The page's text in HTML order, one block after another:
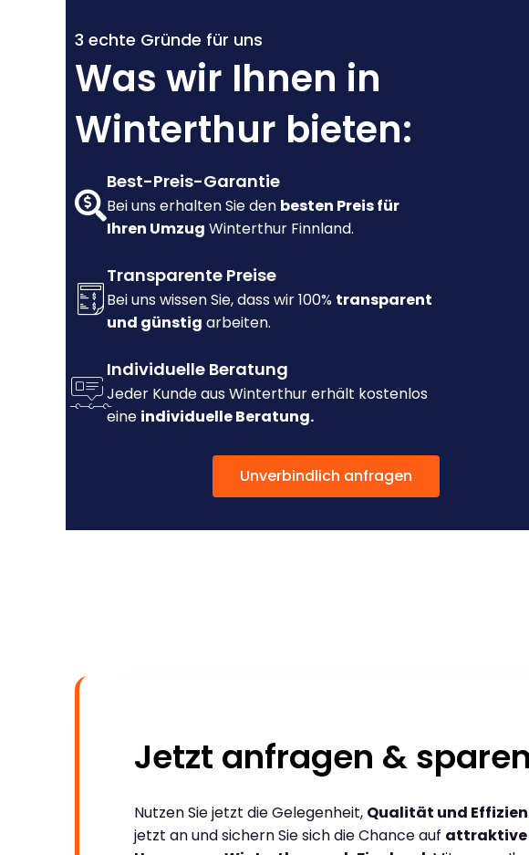
3 echte Gründe für uns
Was wir Ihnen in
Winterthur bieten:
Best-Preis-Garantie
Bei uns erhalten Sie den besten Preis für
Ihren Umzug Winterthur Finnland.
Transparente Preise
Bei uns wissen Sie, dass wir 100% transparent
und günstig arbeiten.
Individuelle Beratung
Jeder Kunde aus Winterthur erhält kostenlos
eine individuelle Beratung.
Unverbindlich anfragen
Jetzt anfragen &
Nutzen Sie jetzt die Gelegenheit, Qualität und
jetzt an und sichern Sie sich die Chance auf attraktive